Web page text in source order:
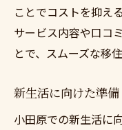
ことでコストを抑え
サービス内容や口コ
とで、スムーズな移
新生活に向けた準備
小田原での新生活に